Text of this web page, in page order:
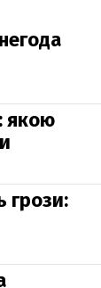
якою
грози: